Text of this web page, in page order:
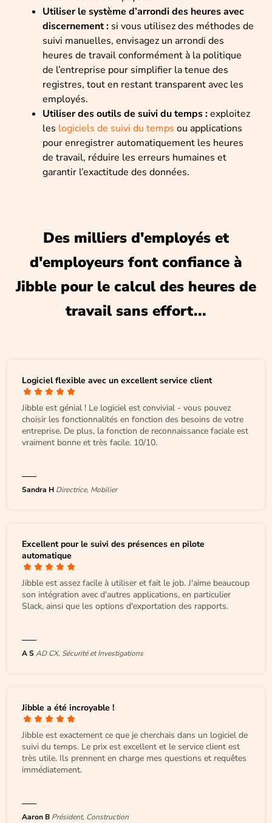
Utiliser le système d’arrondi des heures avec
discernement : si vous utilisez des méthodes de
suivi manuelles, envisagez un arrondi des
heures de travail conformément à la politique
de l’entreprise pour simplifier la tenue des
registres, tout en restant transparent avec les
employés.
Utiliser des outils de suivi du temps :exploitez
les logiciels de suivi du temps ou applications
pour enregistrer automatiquement les heures
de travail, réduire les erreurs humaines et
garantir l’exactitude des données.
Des milliers d'employés et
d'employeurs font confiance à
Jibble pour le calcul des heures de
travail sans effort...
Logiciel flexible avec un excellent service client
Jibble est génial ! Le logiciel est convivial - vous pouvez
choisir les fonctionnalités en fonction des besoins de votre
entreprise. De plus, la fonction de reconnaissance faciale est
vraiment bonne et très facile. 10/10.
Sandra H Directrice, Mobilier
Excellent pour le suivi des présences en pilote
automatique
Jibble est assez facile à utiliser et fait le job. J'aime beaucoup
son intégration avec d'autres applications, en particulier
Slack, ainsi que les options d'exportation des rapports.
A SAD CX, Sécurité et Investigations
Jibble a été incroyable !
Jibble est exactement ce que je cherchais dans un logiciel de
suivi du temps. Le prix est excellent et le service client est
très utile. Ils prennent en charge mes questions et requêtes
immédiatement.
Aaron B Président, Construction